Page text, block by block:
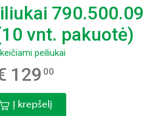
790.500.09
vnt. pakuotė)
peiliukai
129 00
Į krepšelį